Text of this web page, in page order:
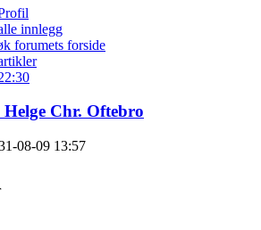
innlegg
forumets forside
Helge Chr. Oftebro
08-09 13:57